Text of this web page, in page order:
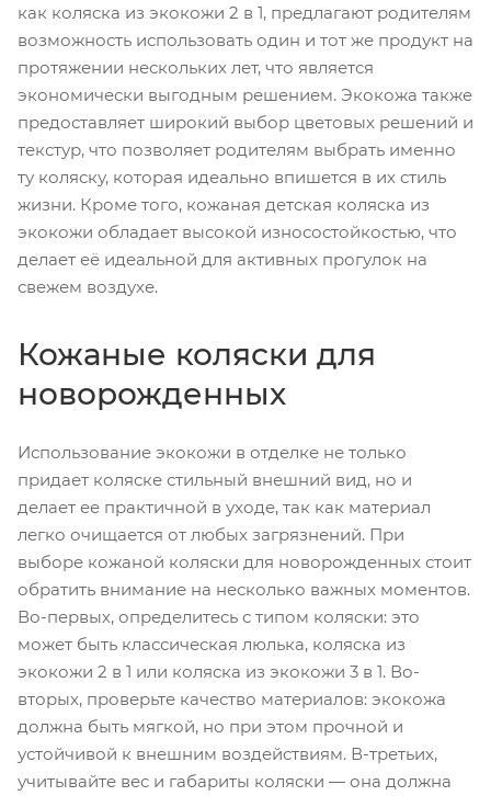
как коляска из экокожи 2 в 1, предлагают родителям
возможность использовать один и тот же продукт на
протяжении нескольких лет, что является
экономически выгодным решением. Экокожа также
предоставляет широкий выбор цветовых решений и
текстур, что позволяет родителям выбрать именно
ту коляску, которая идеально впишется в их стиль
жизни. Кроме того, кожаная детская коляска из
экокожи обладает высокой износостойкостью, что
делает её идеальной для активных прогулок на
свежем воздухе.
Кожаные коляски для
новорожденных
Использование экокожи в отделке не только
придает коляске стильный внешний вид, но и
делает ее практичной в уходе, так как материал
легко очищается от любых загрязнений. При
выборе кожаной коляски для новорожденных стоит
обратить внимание на несколько важных моментов.
Во-первых, определитесь с типом коляски: это
может быть классическая люлька, коляска из
экокожи 2 в 1 или коляска из экокожи 3 в 1. Во-
вторых, проверьте качество материалов: экокожа
должна быть мягкой, но при этом прочной и
устойчивой к внешним воздействиям. В-третьих,
учитывайте вес и габариты коляски — она должна